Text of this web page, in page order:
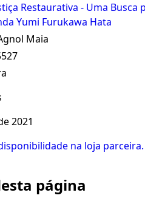
Restaurativa - Uma
Yumi Furukawa Hata
Maia
2021
na loja parceira.
página